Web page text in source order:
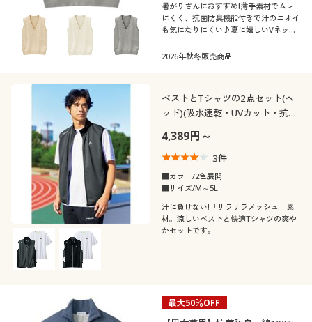
暑がりさんにおすすめ!薄手素材でムレ
にくく、抗菌防臭機能付きで汗のニオイ
も気になりにくい♪夏に嬉しいVネック
ニットベストだよ。小さいサイズから、
大きいサイズまで揃った豊富なサイズ展
2026年秋冬販売商品
ベストとTシャツの2点セット(ヘ
ッド)(吸水速乾・UVカット・抗菌
4,389円～
3件
■カラー/2色展開
■サイズ/M～5L
汗に負けない!「サラサラメッシュ」素
材。涼しいベストと快適Tシャツの爽や
かセットです。
最大50％OFF